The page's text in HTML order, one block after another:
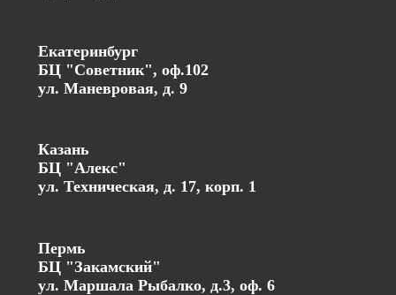
Екатеринбург
БЦ "Советник", оф.102
ул. Маневровая, д. 9
Казань
БЦ "Алекс"
ул. Техническая, д. 17, корп. 1
Пермь
БЦ "Закамский"
ул. Маршала Рыбалко, д.3, оф. 6